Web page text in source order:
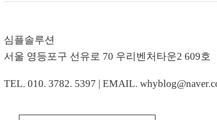
심플솔루션
서울 영등포구 선유로 70 우리벤처타운2 609호
TEL. 010. 3782. 5397 | EMAIL.